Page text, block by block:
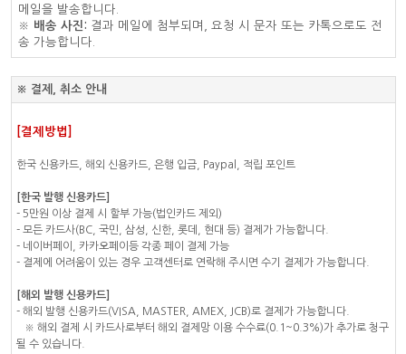
메일을 발송합니다.
※ 배송 사진: 결과 메일에 첨부되며, 요청 시 문자 또는 카톡으로도 전
송 가능합니다.
※ 결제, 취소 안내
[결제방법]
한국 신용카드, 해외 신용카드, 은행 입금, Paypal, 적립 포인트
[한국 발행 신용카드]
- 5만원 이상 결제 시 할부 가능(법인카드 제외)
- 모든 카드사(BC, 국민, 삼성, 신한, 롯데, 현대 등) 결제가 가능합니다.
- 네이버페이, 카카오페이등 각종 페이 결제 가능
- 결제에 어려움이 있는 경우 고객센터로 연락해 주시면 수기 결제가 가능합니다.
[해외 발행 신용카드]
- 해외 발행 신용카드(VISA, MASTER, AMEX, JCB)로 결제가 가능합니다.
※ 해외 결제 시 카드사로부터 해외 결제망 이용 수수료(0.1~0.3%)가 추가로 청구
될 수 있습니다.